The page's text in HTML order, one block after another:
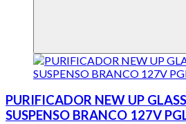
PURIFICADOR NEW UP
SUSPENSO BRANCO 127V